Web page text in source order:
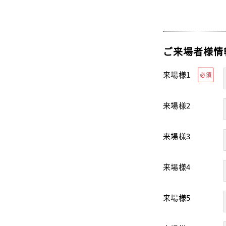
ご来場者様
来場様1 必須
来場様2
来場様3
来場様4
来場様5